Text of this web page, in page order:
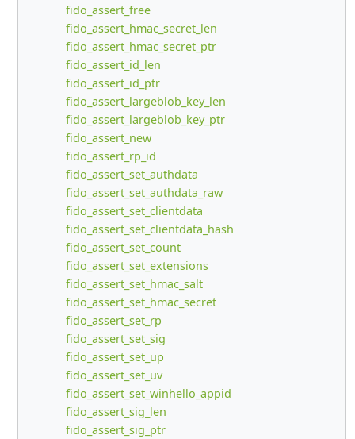
fido_assert_free
fido_assert_hmac_secret_len
fido_assert_hmac_secret_ptr
fido_assert_id_len
fido_assert_id_ptr
fido_assert_largeblob_key_len
fido_assert_largeblob_key_ptr
fido_assert_new
fido_assert_rp_id
fido_assert_set_authdata
fido_assert_set_authdata_raw
fido_assert_set_clientdata
fido_assert_set_clientdata_hash
fido_assert_set_count
fido_assert_set_extensions
fido_assert_set_hmac_salt
fido_assert_set_hmac_secret
fido_assert_set_rp
fido_assert_set_sig
fido_assert_set_up
fido_assert_set_uv
fido_assert_set_winhello_appid
fido_assert_sig_len
fido_assert_sig_ptr